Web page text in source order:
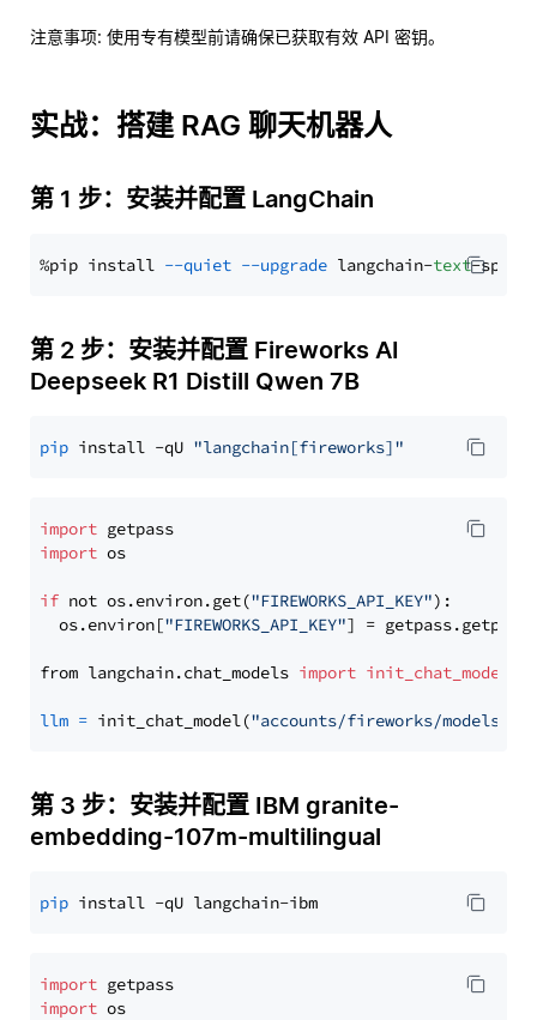
注意事项: 使用专有模型前请确保已获取有效 API 密钥。
实战：搭建 RAG 聊天机器人
第 1 步：安装并配置 LangChain
%pip install --quiet --upgrade langchain-text
第 2 步：安装并配置 Fireworks AI
Deepseek R1 Distill Qwen 7B
pip install -qU "langchain[fireworks]"
import
import os
if not os.environ.get("FIREWORKS_API_KEY"):
  os.environ[
"FIREWORKS_API_KEY"] = getpass.getpass(
from langchain.chat_models import init_chat_model
llm = init_chat_model("accounts/fireworks/models/
第 3 步：安装并配置 IBM granite-
embedding-107m-multilingual
pip
import
import os